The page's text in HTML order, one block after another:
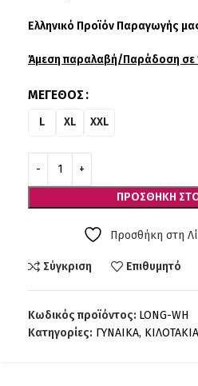
Ελληνικό Προϊόν Παραγωγής
Άμεση παραλαβή/Παράδοση σε
ΜΈΓΕΘΟΣ
L XL XXL
ΠΡΟΣΘΉΚΗ
Προσθήκη στη
Σύγκριση Επιθυμητό
Κωδικός προϊόντος: LONG-WH
Κατηγορίες: ΓΥΝΑΙΚΑ, ΚΙΛΟΤΑΚΙΑ